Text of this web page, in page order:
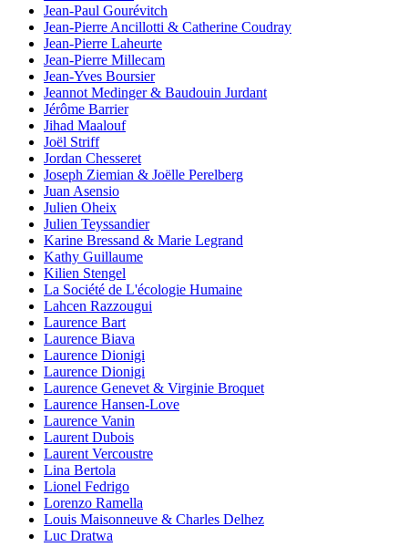
Jean-Paul Gourévitch
Jean-Pierre Ancillotti & Catherine Coudray
Jean-Pierre Laheurte
Jean-Pierre Millecam
Jean-Yves Boursier
Jeannot Medinger & Baudouin Jurdant
Jérôme Barrier
Jihad Maalouf
Joël Striff
Jordan Chesseret
Joseph Ziemian & Joëlle Perelberg
Juan Asensio
Julien Oheix
Julien Teyssandier
Karine Bressand & Marie Legrand
Kathy Guillaume
Kilien Stengel
La Société de L'écologie Humaine
Lahcen Razzougui
Laurence Bart
Laurence Biava
Laurence Dionigi
Laurence Dionigi
Laurence Genevet & Virginie Broquet
Laurence Hansen-Love
Laurence Vanin
Laurent Dubois
Laurent Vercoustre
Lina Bertola
Lionel Fedrigo
Lorenzo Ramella
Louis Maisonneuve & Charles Delhez
Luc Dratwa